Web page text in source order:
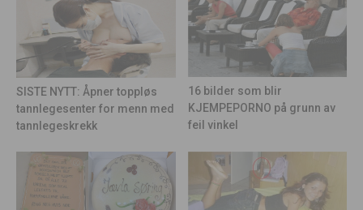
SISTE NYTT: Åpner toppløs
tannlegesenter for menn med
tannlegeskrekk
16 bilder som blir
KJEMPEPORNO på grunn av
feil vinkel